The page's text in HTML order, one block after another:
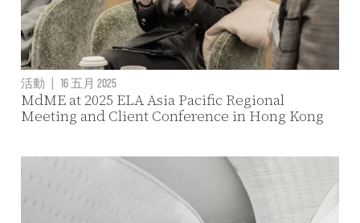
活動 | 16 五月 2025
MdME at 2025 ELA Asia Pacific Regional
Meeting and Client Conference in Hong Kong